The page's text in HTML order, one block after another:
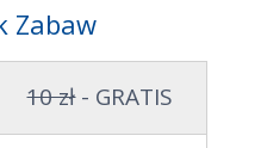
Zabaw
10 zł- GRATIS